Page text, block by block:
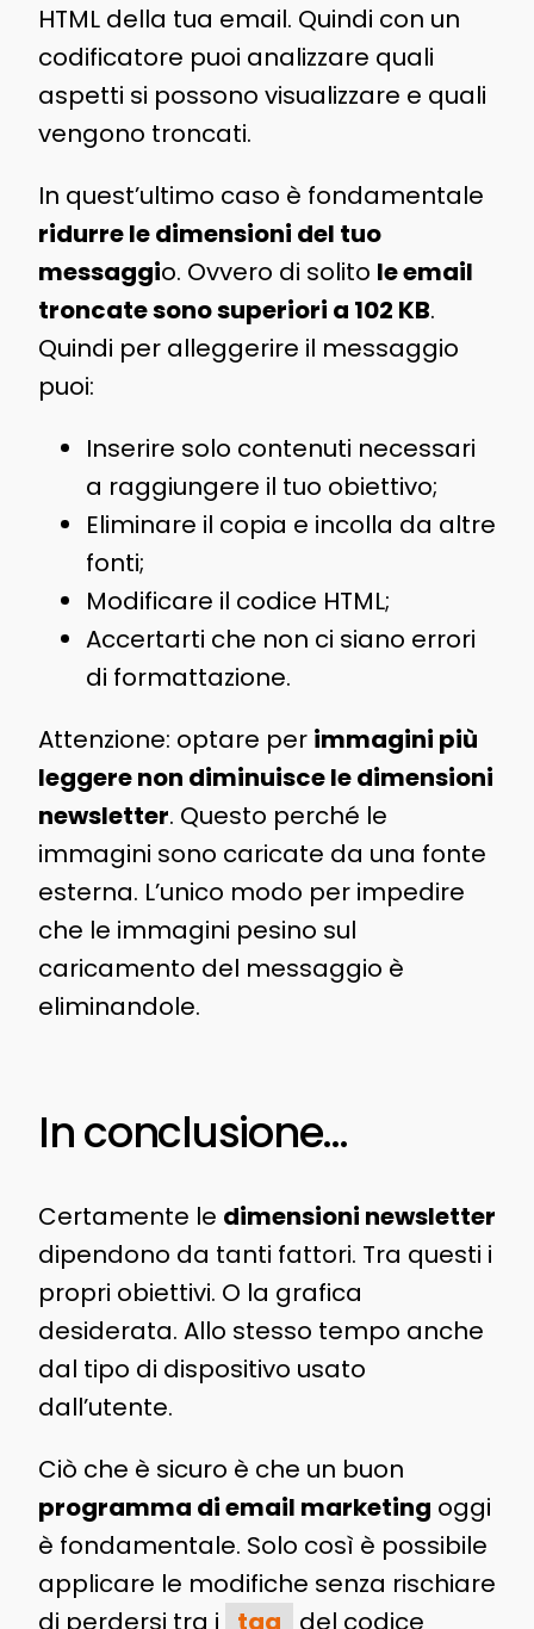
HTML della tua email. Quindi con un
codificatore puoi analizzare quali
aspetti si possono visualizzare e quali
vengono troncati.
In quest’ultimo caso è fondamentale
ridurre le dimensioni del tuo
messaggio. Ovvero di solito le email
troncate sono superiori a 102 KB.
Quindi per alleggerire il messaggio
puoi:
Inserire solo contenuti necessari
a raggiungere il tuo obiettivo;
Eliminare il copia e incolla da altre
fonti;
Modificare il codice HTML;
Accertarti che non ci siano errori
di formattazione.
Attenzione: optare per immagini più
leggere non diminuisce le dimensioni
newsletter. Questo perché le
immagini sono caricate da una fonte
esterna. L’unico modo per impedire
che le immagini pesino sul
caricamento del messaggio è
eliminandole.
In conclusione…
Certamente le dimensioni newsletter
dipendono da tanti fattori. Tra questi i
propri obiettivi. O la grafica
desiderata. Allo stesso tempo anche
dal tipo di dispositivo usato
dall’utente.
Ciò che è sicuro è che un buon
programma di email marketing oggi
è fondamentale. Solo così è possibile
applicare le modifiche senza rischiare
di perdersi tra i
tag
del codice